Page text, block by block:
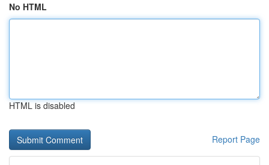
No HTML
HTML is disabled
Report Page